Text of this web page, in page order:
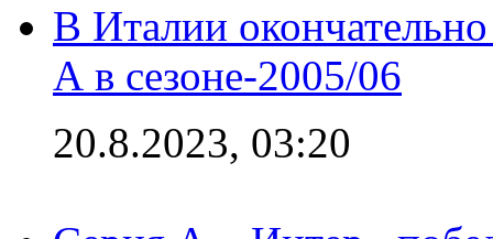
В Италии
А в сезоне-2005/06
20.8.2023, 03:20